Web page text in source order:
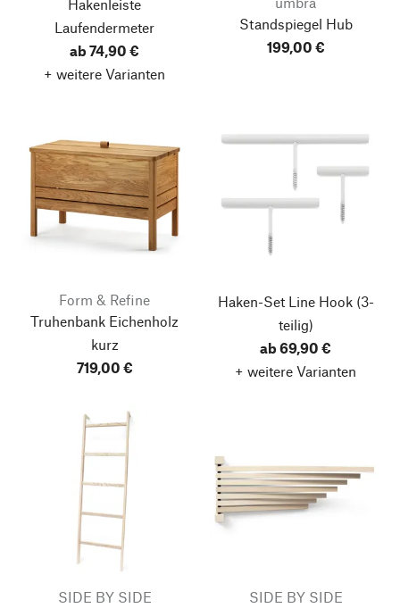
Hakenleiste
Laufendermeter
ab 74,90 €
+ weitere Varianten
Standspiegel Hub
199,00 €
Form & Refine
Truhenbank Eichenholz
kurz
719,00 €
Haken-Set Line Hook(3-
teilig)
ab 69,90 €
+ weitere Varianten
SIDE BY SIDE
SIDE BY SIDE